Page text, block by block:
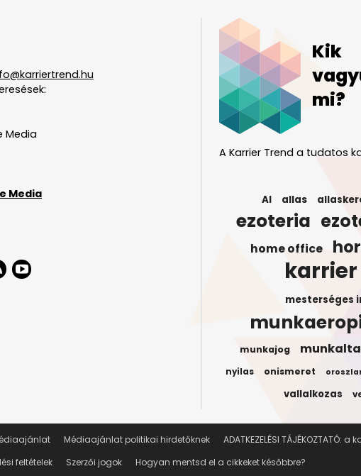
Media
Media
Kik
mi?
A Karrier Trend a tudatos
AI allas
ezoteria
home office
karrier
mesterséges
munkajog
nyilas onismeret
vallalkozas
Médiaajánlat politikai hirdetőknek
ADATKEZELÉSI
feltételek
Szerzői jogok Hogyan mentsd el a cikkeket későbbre?